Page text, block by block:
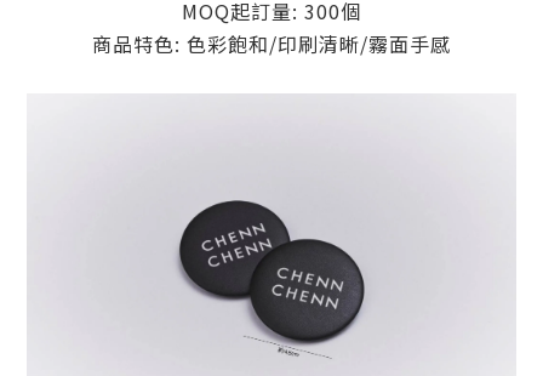
MOQ起訂量: 300個
商品特色: 色彩飽和/印刷清晰/霧面手感